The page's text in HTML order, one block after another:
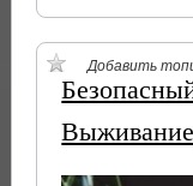
Добавить
Выживание